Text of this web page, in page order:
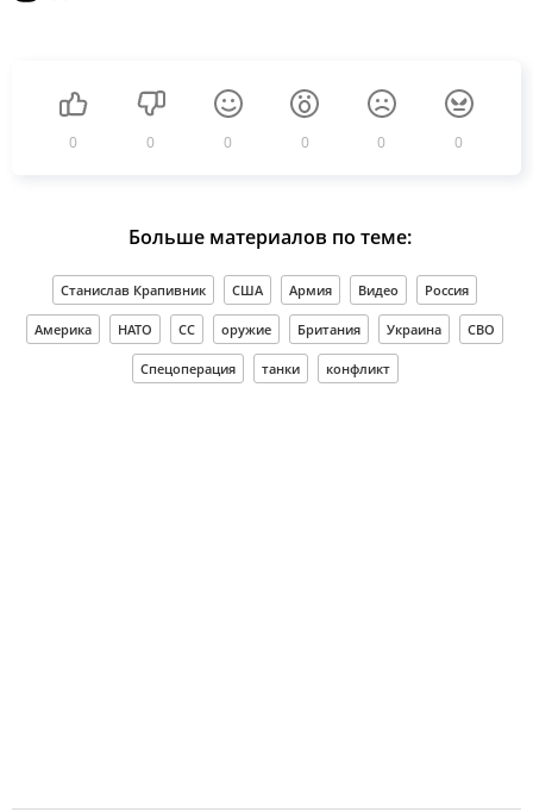
0 0 0 0 0 0
Больше материалов по теме:
Станислав Крапивник США Армия Видео Россия
Америка НАТО СС оружие Британия Украина СВО
Спецоперация танки конфликт